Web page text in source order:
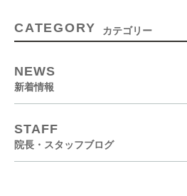
CATEGORY カテゴリー
NEWS
新着情報
STAFF
院長・スタッフブログ